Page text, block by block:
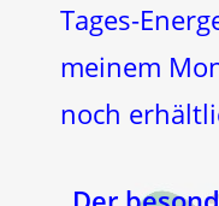
Tages-
meinem
noch